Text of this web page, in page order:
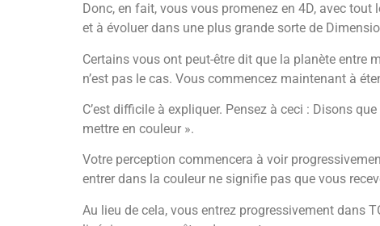
Donc, en fait, vous vous promenez en 4D, avec
et à évoluer dans une plus grande sorte de
Certains vous ont peut-être dit que la planète entre
n’est pas le cas. Vous commencez maintenant à
C’est difficile à expliquer. Pensez à ceci : Disons
mettre en couleur ».
Votre perception commencera à voir
entrer dans la couleur ne signifie pas que vous
Au lieu de cela, vous entrez progressivement dans